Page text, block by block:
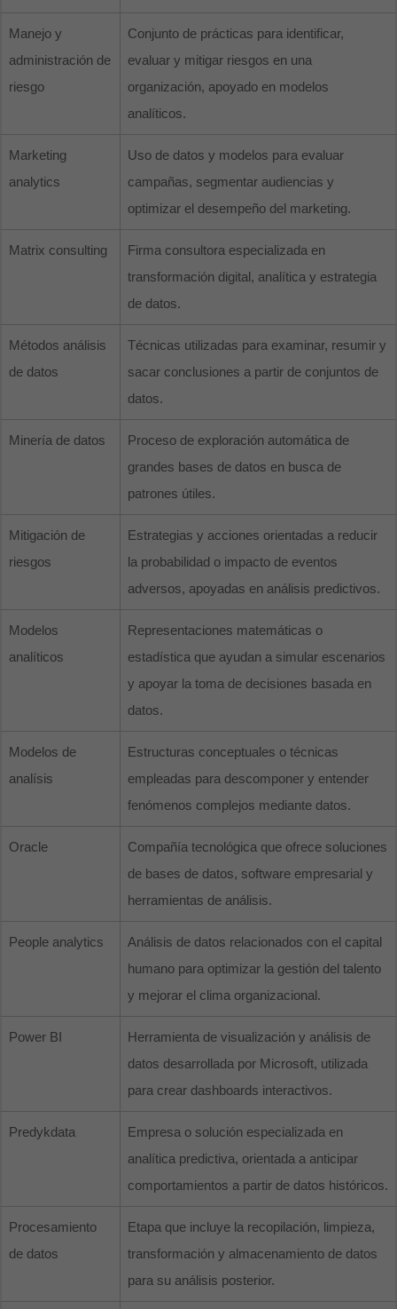
Manejo y
administración de
riesgo
Conjunto de prácticas para identificar,
evaluar y mitigar riesgos en una
organización, apoyado en modelos
analíticos.
Marketing
analytics
Uso de datos y modelos para evaluar
campañas, segmentar audiencias y
optimizar el desempeño del marketing.
Matrix consulting
Firma consultora especializada en
transformación digital, analítica y estrategia
de datos.
Métodos análisis
de datos
Técnicas utilizadas para examinar, resumir y
sacar conclusiones a partir de conjuntos de
datos.
Minería de datos
Proceso de exploración automática de
grandes bases de datos en busca de
patrones útiles.
Mitigación de
riesgos
Estrategias y acciones orientadas a reducir
la probabilidad o impacto de eventos
adversos, apoyadas en análisis predictivos.
Modelos
analíticos
Representaciones matemáticas o
estadística que ayudan a simular escenarios
y apoyar la toma de decisiones basada en
datos.
Modelos de
analísis
Estructuras conceptuales o técnicas
empleadas para descomponer y entender
fenómenos complejos mediante datos.
Oracle
Compañía tecnológica que ofrece soluciones
de bases de datos, software empresarial y
herramientas de análisis.
People analytics
Análisis de datos relacionados con el capital
humano para optimizar la gestión del talento
y mejorar el clima organizacional.
Power BI
Herramienta de visualización y análisis de
datos desarrollada por Microsoft, utilizada
para crear dashboards interactivos.
Predykdata
Empresa o solución especializada en
analítica predictiva, orientada a anticipar
comportamientos a partir de datos históricos.
Procesamiento
de datos
Etapa que incluye la recopilación, limpieza,
transformación y almacenamiento de datos
para su análisis posterior.